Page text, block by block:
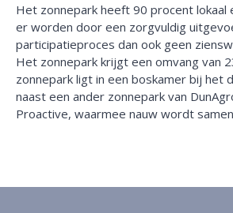
Het zonnepark heeft 90 procent lokaal
er worden door een zorgvuldig
participatieproces dan ook geen
Het zonnepark krijgt een omvang van
zonnepark ligt in een boskamer bij het
naast een ander zonnepark van
Proactive, waarmee nauw wordt